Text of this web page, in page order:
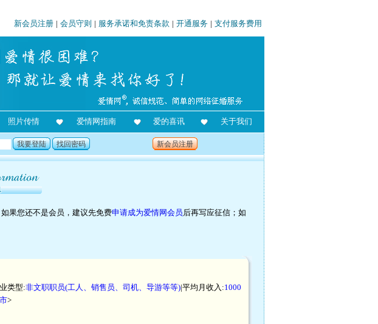
新会员注册 | 会员守则 | 服务承诺和免责条款 | 开通服务 | 支付服务费用
照片传情 爱情网指南 爱的喜讯 关于我们
我要登陆 找回密码 新会员注册
果您还不是会员，建议先免费申请成为爱情网会员后再写应征信；如
类型:非文职职员(工人、销售员、司机、导游等等)|平均月收入:1000
>